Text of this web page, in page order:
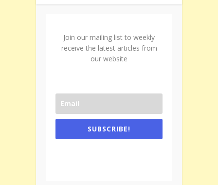
Join our mailing list to weekly
receive the latest articles from
our website
SUBSCRIBE!